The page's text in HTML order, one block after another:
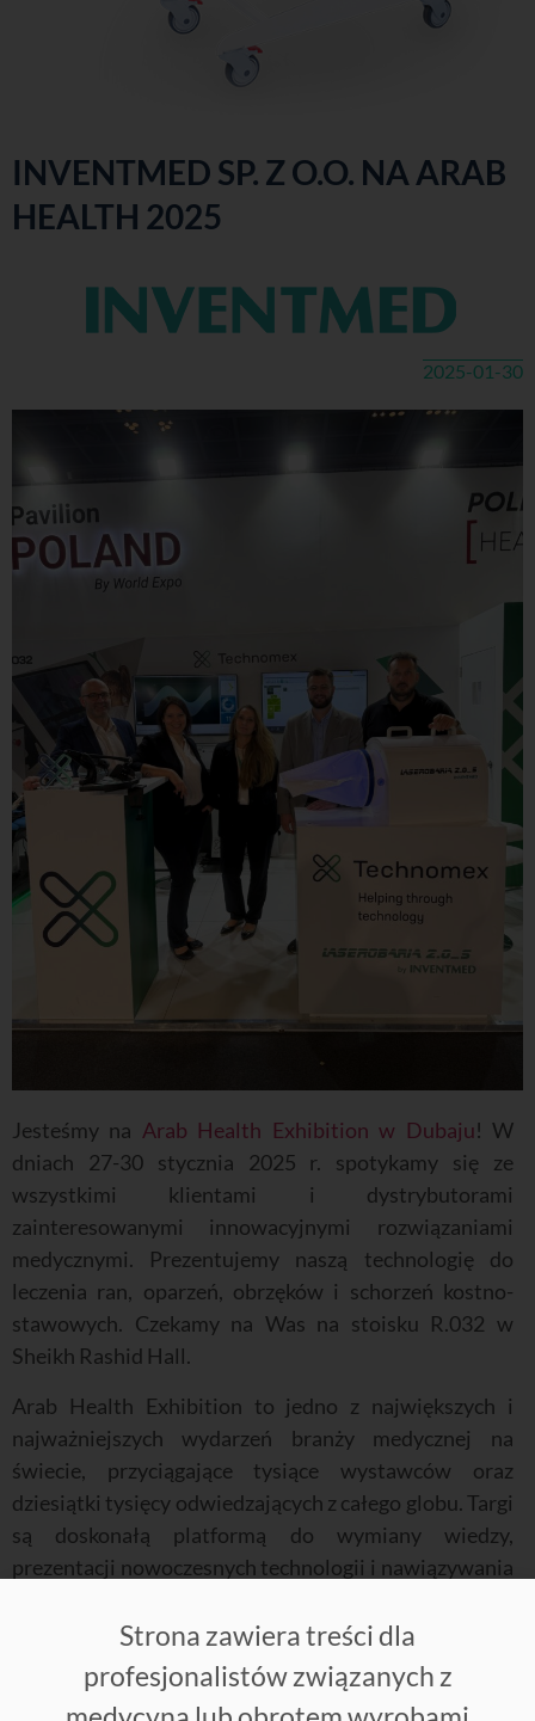
INVENTMED SP. Z O.O. NA ARAB
HEALTH 2025
2025-01-30
Jesteśmy na Arab Health Exhibition w Dubaju! W
dniach 27-30 stycznia 2025 r. spotykamy się ze
wszystkimi klientami i dystrybutorami
zainteresowanymi innowacyjnymi rozwiązaniami
medycznymi. Prezentujemy naszą technologię do
leczenia ran, oparzeń, obrzęków i schorzeń kostno-
stawowych. Czekamy na Was na stoisku R.032 w
Sheikh Rashid Hall.
Arab Health Exhibition to jedno z największych i
najważniejszych wydarzeń branży medycznej na
świecie, przyciągające tysiące wystawców oraz
dziesiątki tysięcy odwiedzających z całego globu. Targi
są doskonałą platformą do wymiany wiedzy,
prezentacji nowoczesnych technologii i nawiązywania
nich udział liderzy sektora ochrony zdrowia,
innowatorzy oraz przedstawiciele placówek
medycznych, którzy poszukują nowoczesnych
Strona zawiera treści dla
profesjonalistów związanych z